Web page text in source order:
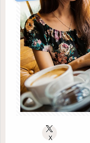
X